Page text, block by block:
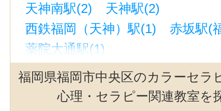
天神南駅(2)
天神駅(2)
西鉄福岡（天神）駅(1)
赤坂駅(
薬院大通駅(1)
福岡県福岡市中央区のカラーセラ
心理・セラピー関連教室を